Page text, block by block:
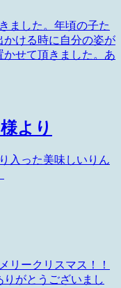
ました。年頃の子た
ける時に自分の姿が
かせて頂きました。あ
より
入った美味しいりん
リークリスマス！！
がとうございまし